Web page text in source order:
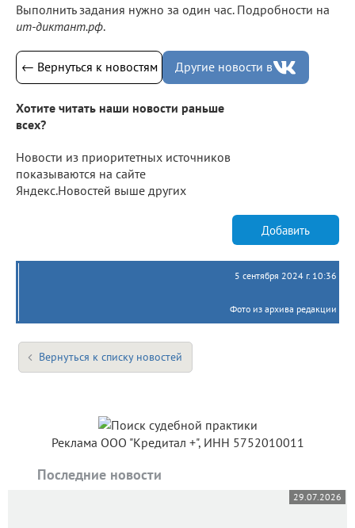
Выполнить задания нужно за один час. Подробности на
ит-диктант.рф.
← Вернуться к новостям Другие новости в
Хотите читать наши новости раньше
всех?
Новости из приоритетных источников
показываются на сайте
Яндекс.Новостей выше других
Добавить
5 сентября 2024 г. 10:36
Фото из архива редакции
Вернуться к списку новостей
Реклама ООО "Кредитал +", ИНН 5752010011
Последние новости
29.07.2026